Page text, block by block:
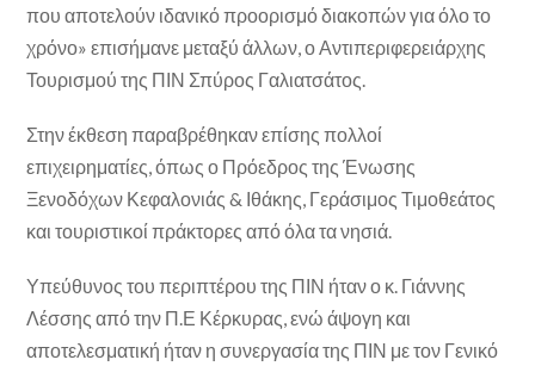
που αποτελούν ιδανικό προορισμό διακοπών για όλο το
χρόνο» επισήμανε μεταξύ άλλων, ο Αντιπεριφερειάρχης
Τουρισμού της ΠΙΝ Σπύρος Γαλιατσάτος.
Στην έκθεση παραβρέθηκαν επίσης πολλοί
επιχειρηματίες, όπως ο Πρόεδρος της Ένωσης
Ξενοδόχων Κεφαλονιάς & Ιθάκης, Γεράσιμος Τιμοθεάτος
και τουριστικοί πράκτορες από όλα τα νησιά.
Υπεύθυνος του περιπτέρου της ΠΙΝ ήταν ο κ. Γιάννης
Λέσσης από την Π.Ε Κέρκυρας, ενώ άψογη και
αποτελεσματική ήταν η συνεργασία της ΠΙΝ με τον Γενικό